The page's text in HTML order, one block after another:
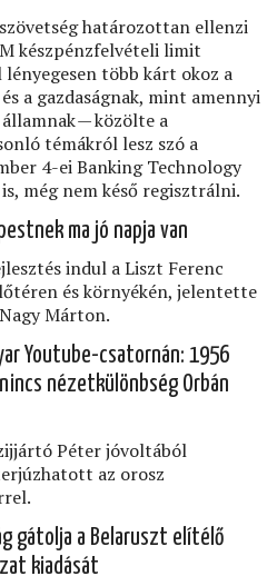
határozottan ellenzi
készpénzfelvételi limit
lényegesen több kárt okoz a
a gazdaságnak, mint amennyi
— közölte a
témákról lesz szó a
4-ei Banking Technology
még nem késő regisztrálni.
ma jó napja van
indul a Liszt Ferenc
és környékén, jelentette
Márton.
Youtube-csatornán: 1956
nézetkülönbség Orbán
Péter jóvoltából
az orosz
gátolja a Belaruszt elítélő
kiadását